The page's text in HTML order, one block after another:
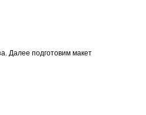
Далее подготовим макет